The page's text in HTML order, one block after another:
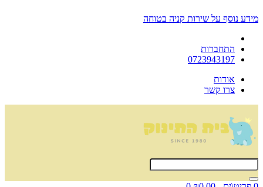
מידע נוסף על שירות קניה בטוחה
התחברות
0723943197
אודות
צרו קשר